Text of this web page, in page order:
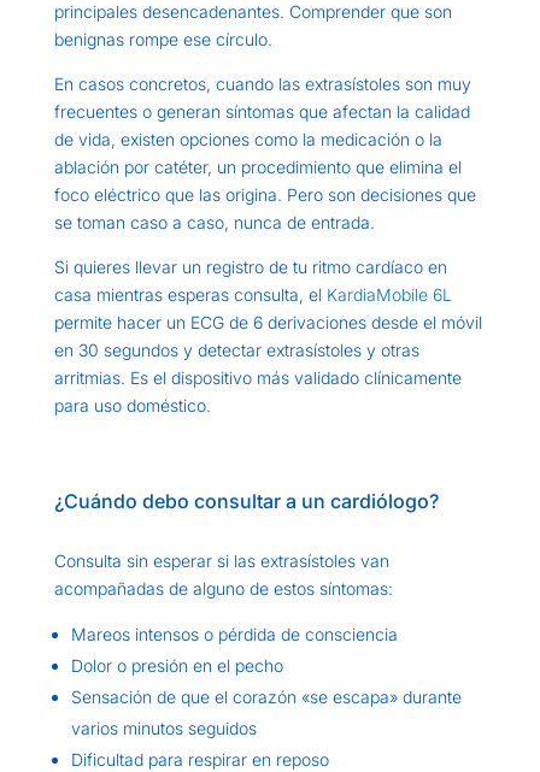
principales desencadenantes. Comprender que son
benignas rompe ese círculo.
En casos concretos, cuando las extrasístoles son muy
frecuentes o generan síntomas que afectan la calidad
de vida, existen opciones como la medicación o la
ablación por catéter, un procedimiento que elimina el
foco eléctrico que las origina. Pero son decisiones que
se toman caso a caso, nunca de entrada.
Si quieres llevar un registro de tu ritmo cardíaco en
casa mientras esperas consulta, el KardiaMobile 6L
permite hacer un ECG de 6 derivaciones desde el móvil
en 30 segundos y detectar extrasístoles y otras
arritmias. Es el dispositivo más validado clínicamente
para uso doméstico.
¿Cuándo debo consultar a un cardiólogo?
Consulta sin esperar si las extrasístoles van
acompañadas de alguno de estos síntomas:
Mareos intensos o pérdida de consciencia
Dolor o presión en el pecho
Sensación de que el corazón «se escapa» durante
varios minutos seguidos
Dificultad para respirar en reposo